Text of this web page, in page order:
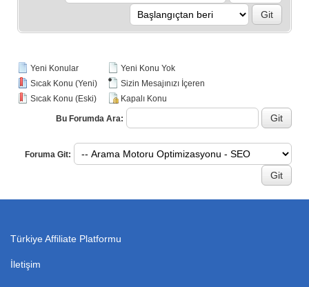
Yeni Konular
Sıcak Konu (Yeni)
Sıcak Konu (Eski)
Yeni Konu Yok
Sizin Mesajınızı İçeren
Kapalı Konu
Bu Forumda Ara:
Foruma Git:
Türkiye Affiliate Platformu
İletişim